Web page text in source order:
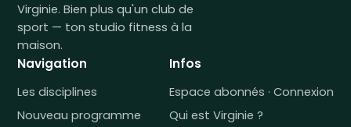
Virginie. Bien plus qu'un club de
sport — ton studio fitness à la
maison.
Navigation
Les disciplines
Nouveau programme
Infos
Espace abonnés · Connexion
Qui est Virginie ?